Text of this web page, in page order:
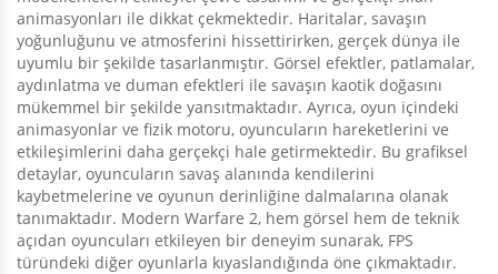
animasyonları ile dikkat çekmektedir. Haritalar, savaşın
yoğunluğunu ve atmosferini hissettirirken, gerçek dünya ile
uyumlu bir şekilde tasarlanmıştır. Görsel efektler, patlamalar,
aydınlatma ve duman efektleri ile savaşın kaotik doğasını
mükemmel bir şekilde yansıtmaktadır. Ayrıca, oyun içindeki
animasyonlar ve fizik motoru, oyuncuların hareketlerini ve
etkileşimlerini daha gerçekçi hale getirmektedir. Bu grafiksel
detaylar, oyuncuların savaş alanında kendilerini
kaybetmelerine ve oyunun derinliğine dalmalarına olanak
tanımaktadır. Modern Warfare 2, hem görsel hem de teknik
açıdan oyuncuları etkileyen bir deneyim sunarak, FPS
türündeki diğer oyunlarla kıyaslandığında öne çıkmaktadır.